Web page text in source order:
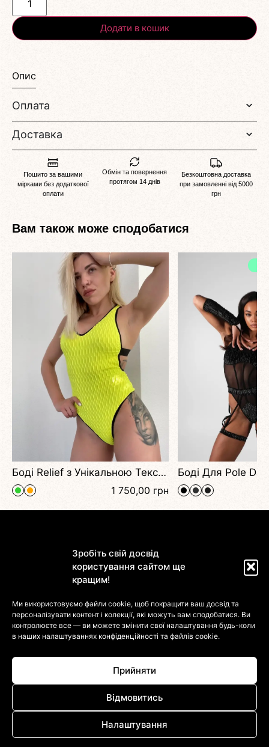
Зробіть свій досвід
користування сайтом ще
кращим!
Ми використовуємо файли cookie, щоб покращити ваш досвід та
персоналізувати контент і колекції, які можуть вам сподобатися. Ви
контролюєте все — ви можете змінити свої налаштування будь-коли
в наших налаштуваннях конфіденційності та файлів cookie.
Прийняти
Відмовитись
Налаштування
Додати в кошик
Опис
Оплата
Доставка
Пошито за вашими
мірками без додаткової
оплати
Обмін та повернення
протягом 14 днів
Безкоштовна доставка
при замовленні від 5000
грн
Вам також може сподобатися
Боді Relief з Унікальною Текстурою для Exotic та Pole Практики
грн
НОВА КОЛЕКЦІЯ
3 050,00грн
Інформація